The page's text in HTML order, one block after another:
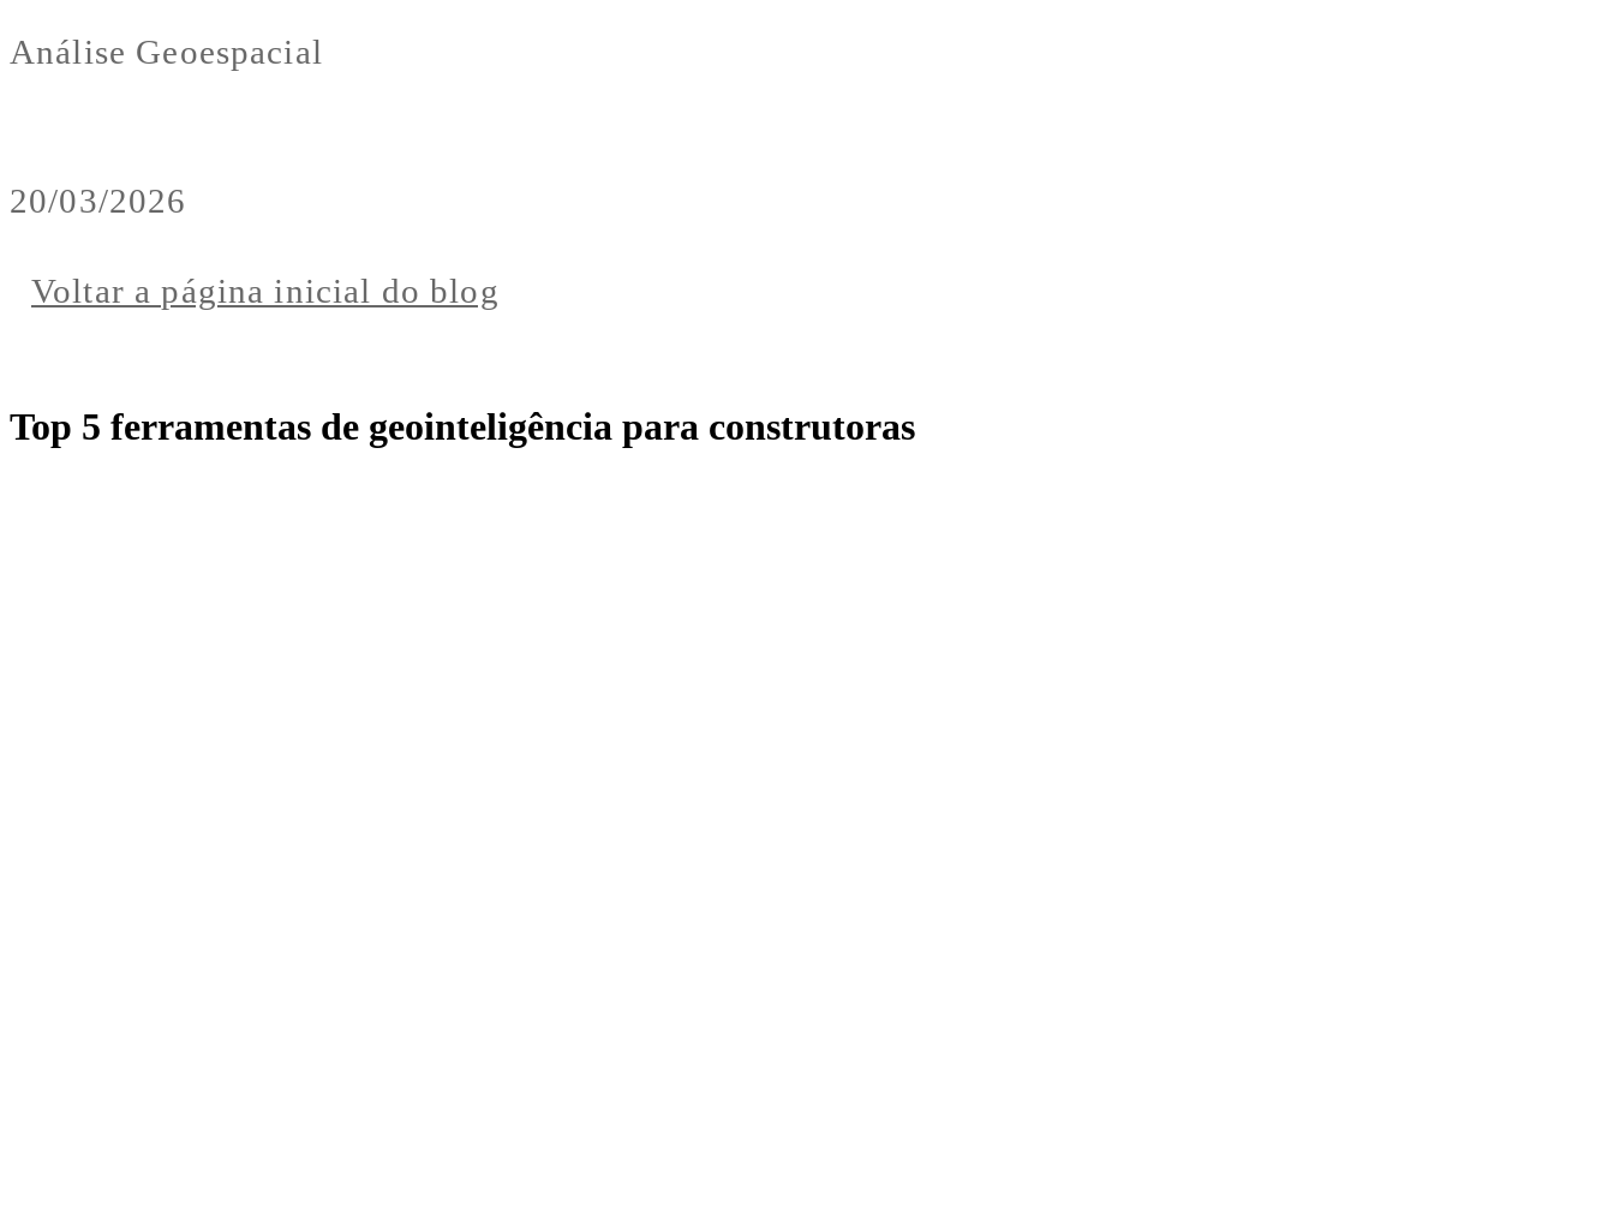
Análise Geoespacial
20/03/2026
Voltar a página inicial do blog
Top 5 ferramentas de geointeligência para construtoras